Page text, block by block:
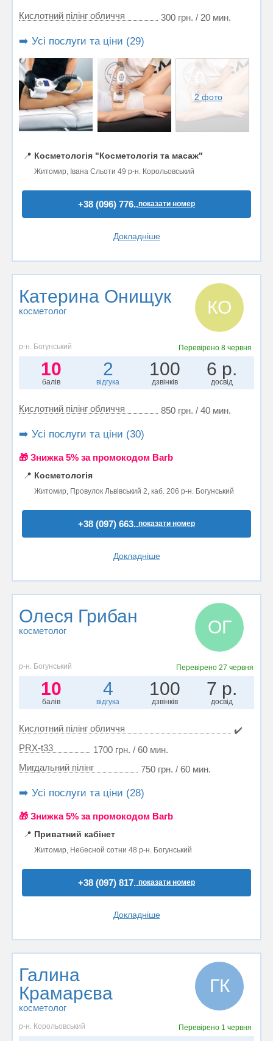
Кислотний пілінг обличчя 300 грн. / 20 мин.
➡️ Усі послуги та ціни (29)
2 фото
📍 Косметологія "Косметологія та масаж"
Житомир, Івана Сльоти 49 р-н. Корольовський
+38 (096) 776..показати номер
Докладніше
Катерина Онищук
косметолог КО
р-н. Богунський Перевірено 8 червня
10
балів
2
відгука
100
дзвінків
6 р.
досвід
Кислотний пілінг обличчя 850 грн. / 40 мин.
➡️ Усі послуги та ціни (30)
🎁 Знижка 5% за промокодом Barb
📍 Косметологія
Житомир, Провулок Львівський 2, каб. 206 р-н. Богунський
+38 (097) 663..показати номер
Докладніше
Олеся Грибан
косметолог ОГ
р-н. Богунський Перевірено27 червня
10
балів
4
відгука
100
дзвінків
7 р.
досвід
Кислотний пілінг обличчя
✔️
PRX-t33
1700 грн. / 60 мин.
Мигдальний пілінг
750 грн. / 60 мин.
➡️ Усі послуги та ціни (28)
🎁 Знижка 5% за промокодом Barb
📍 Приватний кабінет
Житомир, Небесной сотни 48 р-н. Богунський
+38 (097) 817..показати номер
Докладніше
Галина
Крамарєва
косметолог
ГК
р-н. Корольовський Перевірено 1 червня